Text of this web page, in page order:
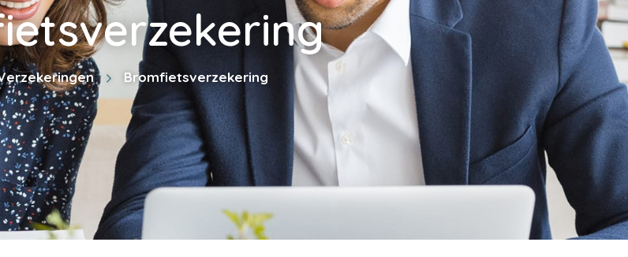
Bromfietsverzekering